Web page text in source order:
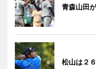
青森山田
松山は２